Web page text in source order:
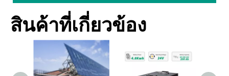
สินค้าที่เกี่ยวข้อง